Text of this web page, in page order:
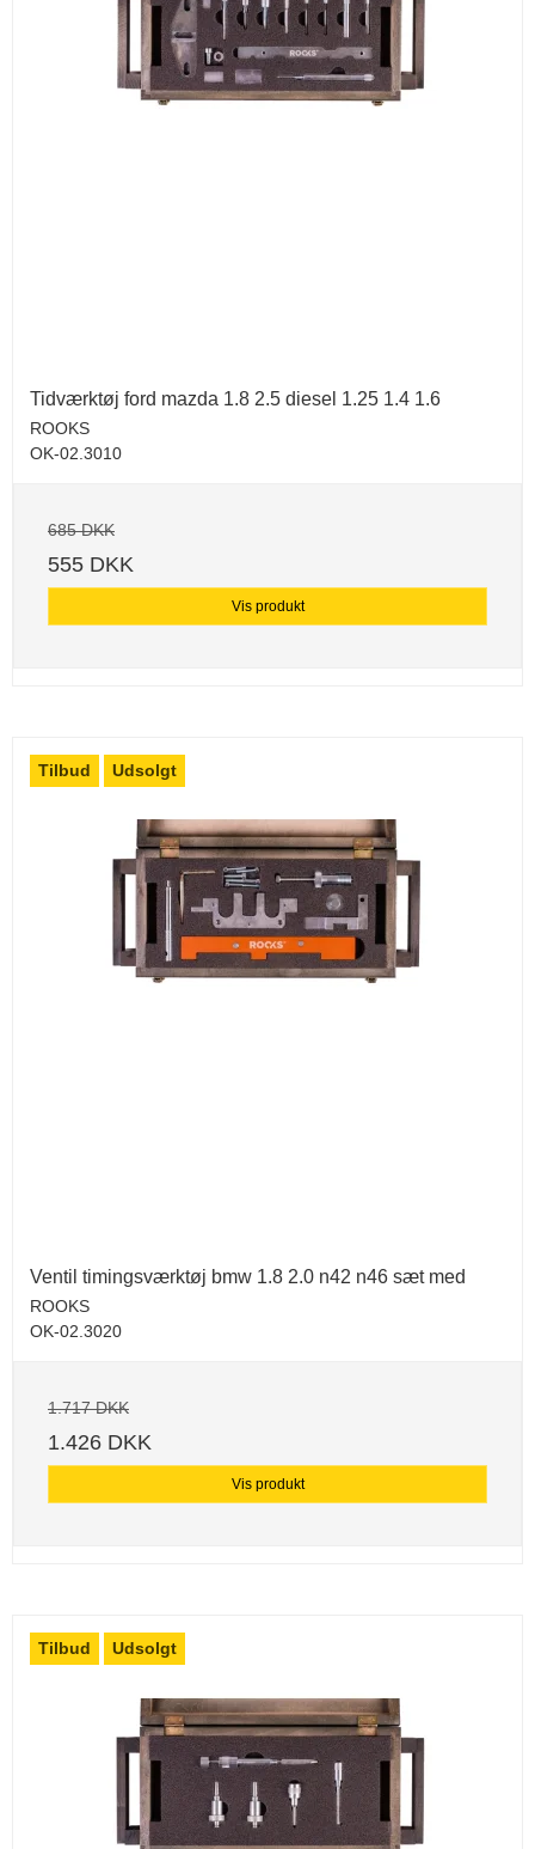
Tidværktøj ford mazda 1.8 2.5 diesel 1.25 1.4 1.6
ROOKS
OK-02.3010
685 DKK
555 DKK
Vis produkt
Tilbud Udsolgt
Ventil timingsværktøj bmw 1.8 2.0 n42 n46 sæt med
ROOKS
OK-02.3020
1.717 DKK
1.426 DKK
Vis produkt
Tilbud Udsolgt